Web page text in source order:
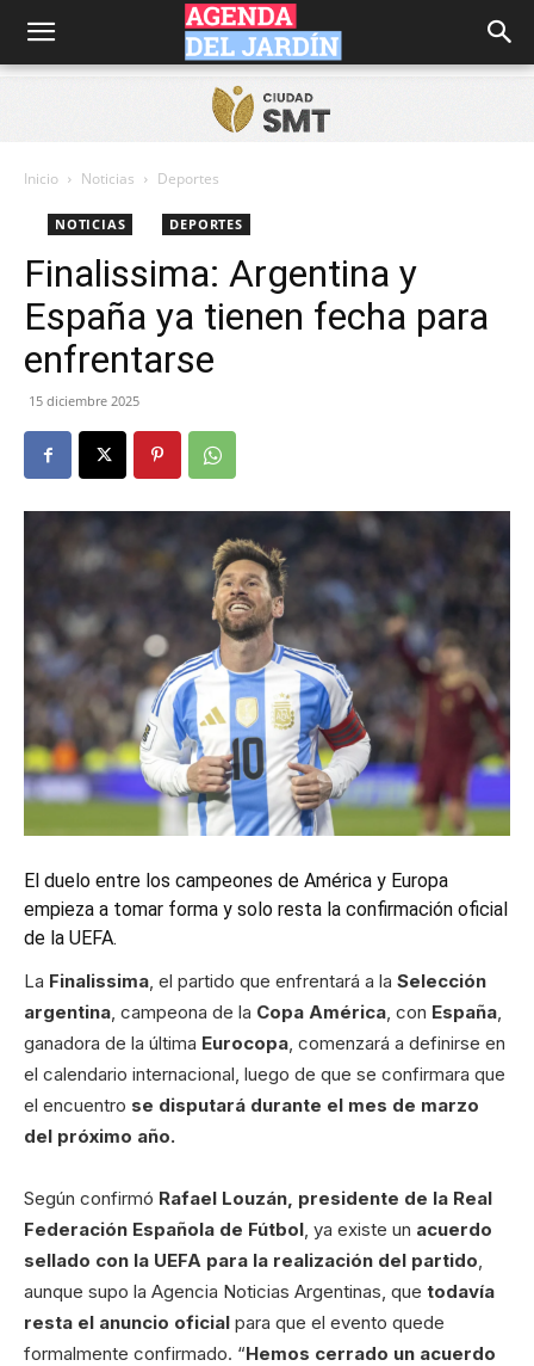
Agenda
Jardín
Inicio Noticias Deportes
NOTICIAS DEPORTES
Finalissima: Argentina y
España ya tienen fecha para
enfrentarse
15 diciembre 2025
El duelo entre los campeones de América y Europa
empieza a tomar forma y solo resta la confirmación oficial
de la UEFA.
La Finalissima , el partido que enfrentará a la Selección
argentina , campeona de la Copa América , con España
ganadora de la última Eurocopa , comenzará a definirse en
el calendario internacional, luego de que se confirmara que
el encuentro se disputará durante el mes de marzo
del próximo año.
Según confirmó Rafael Louzán, presidente de la Real
Federación Española de Fútbol , ya existe un acuerdo
sellado con la UEFA para la realización del partido
aunque supo la Agencia Noticias Argentinas, que todavía
resta el anuncio oficial para que el evento quede
formalmente confirmado. “Hemos cerrado un acuerdo